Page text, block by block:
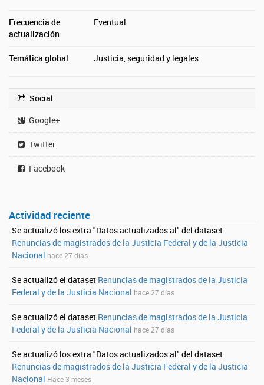
Frecuencia de
actualización
Eventual
Temática global Justicia, seguridad y legales
Social
Google+
Twitter
Facebook
Actividad reciente
Se actualizó los extra "Datos actualizados al" del dataset
Renuncias de magistrados de la Justicia Federal y de la Justicia
Nacional hace 27 días
Se actualizó el dataset Renuncias de magistrados de la Justicia
Federal y de la Justicia Nacional hace 27 días
Se actualizó el dataset Renuncias de magistrados de la Justicia
Federal y de la Justicia Nacional hace 27 días
Se actualizó los extra "Datos actualizados al" del dataset
Renuncias de magistrados de la Justicia Federal y de la Justicia
Nacional Hace 3 meses